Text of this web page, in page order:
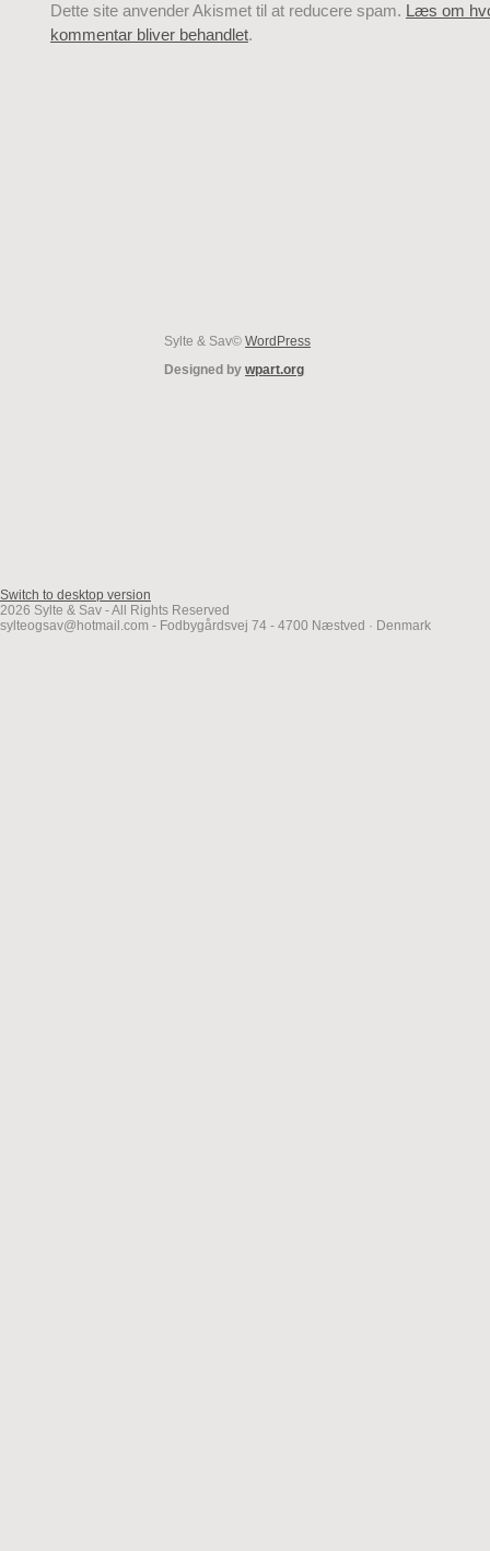
Dette site anvender Akismet til at reducere spam. Læs om
kommentar bliver behandlet.
Sylte & Sav© WordPress
Designed by wpart.org
Switch to desktop version
2026 Sylte & Sav - All Rights Reserved
sylteogsav@hotmail.com - Fodbygårdsvej 74 - 4700 Næstved · Denmark